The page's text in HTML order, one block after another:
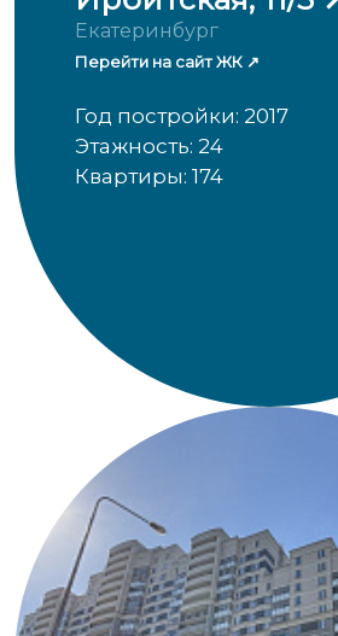
Екатеринбург
Перейти на сайт ЖК
Год постройки: 2017
Этажность: 24
Квартиры: 174